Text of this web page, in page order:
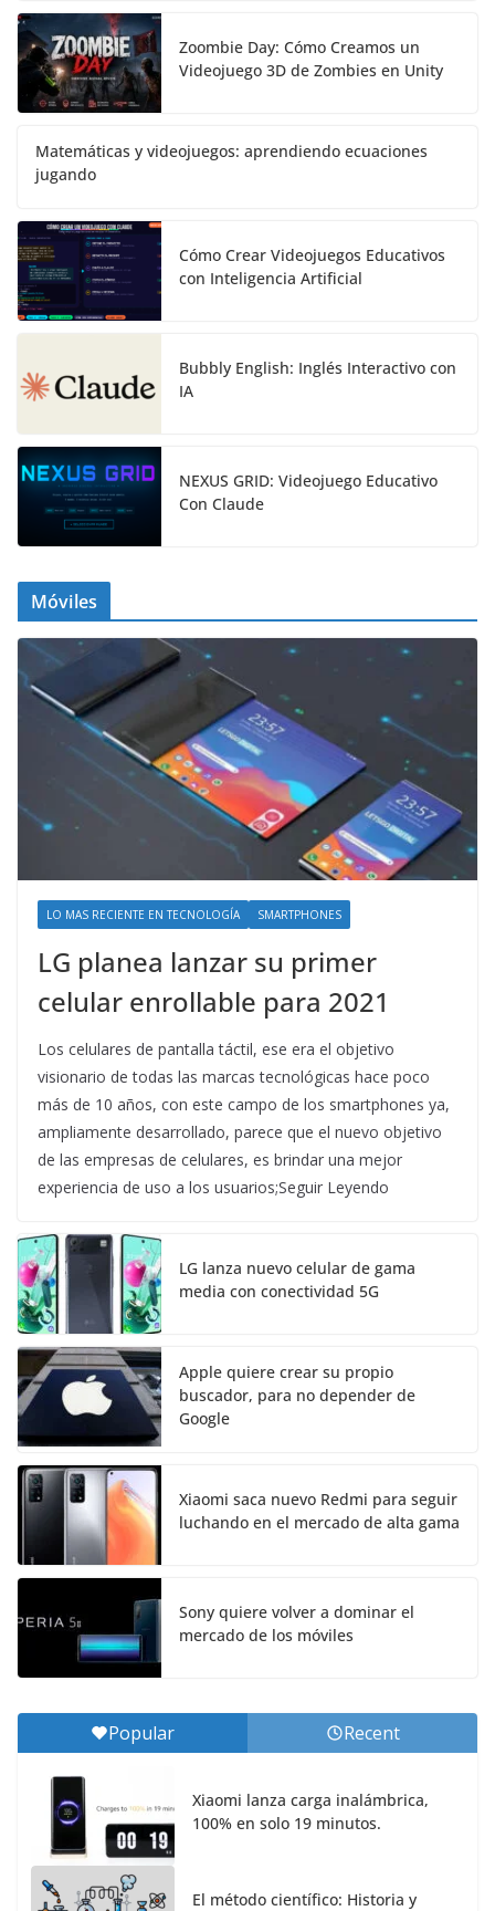
Zoombie Day: Cómo Creamos un
Videojuego 3D de Zombies en Unity
Matemáticas y videojuegos: aprendiendo ecuaciones
jugando
Cómo Crear Videojuegos Educativos
con Inteligencia Artificial
Bubbly English: Inglés Interactivo con
IA
NEXUS GRID: Videojuego Educativo
Con Claude
Móviles
LO MAS RECIENTE EN TECNOLOGÍA SMARTPHONES
LG planea lanzar su primer
celular enrollable para 2021
Los celulares de pantalla táctil, ese era el objetivo
visionario de todas las marcas tecnológicas hace poco
más de 10 años, con este campo de los smartphones ya,
ampliamente desarrollado, parece que el nuevo objetivo
de las empresas de celulares, es brindar una mejor
experiencia de uso a los usuarios;Seguir Leyendo
LG lanza nuevo celular de gama
media con conectividad 5G
Apple quiere crear su propio
buscador, para no depender de
Google
Xiaomi saca nuevo Redmi para seguir
luchando en el mercado de alta gama
Sony quiere volver a dominar el
mercado de los móviles
Popular Recent
Xiaomi lanza carga inalámbrica,
100% en solo 19 minutos.
El método científico: Historia y